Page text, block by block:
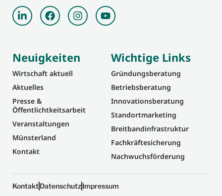
Neuigkeiten
Wirtschaft aktuell
Aktuelles
Presse &
Öffentlichtkeitsarbeit
Veranstaltungen
Münsterland
Kontakt
Wichtige Links
Gründungsberatung
Betriebsberatung
Innovationsberatung
Standortmarketing
Breitbandinfrastruktur
Fachkräftesicherung
Nachwuchsförderung
KontaktDatenschutzImpressum